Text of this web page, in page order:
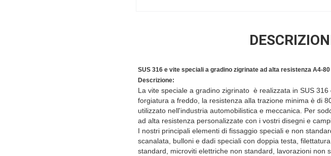
SUS 316 e vite speciali a gradino zigrinate ad alta resistenza A4-80
Descrizione:
La vite speciale a gradino zigrinato è realizzata in SUS
forgiatura a freddo, la resistenza alla trazione minima è di
utilizzato nell'industria automobilistica e meccanica. Per
ad alta resistenza personalizzate con i vostri disegni e
I nostri principali elementi di fissaggio speciali e non
scanalata, bulloni e dadi speciali con doppia testa,
standard, microviti elettriche non standard, lavorazioni